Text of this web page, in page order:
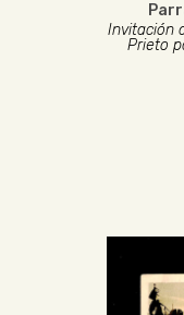
Invitación
Prieto